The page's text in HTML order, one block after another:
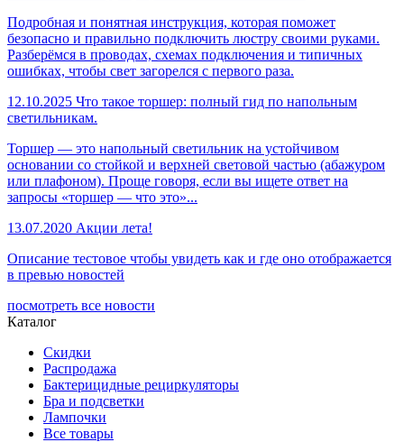
Подробная и понятная инструкция, которая поможет
безопасно и правильно подключить люстру своими руками.
Разберёмся в проводах, схемах подключения и типичных
ошибках, чтобы свет загорелся с первого раза.
12.10.2025 Что такое торшер: полный гид по напольным
светильникам.
Торшер — это напольный светильник на устойчивом
основании со стойкой и верхней световой частью (абажуром
или плафоном). Проще говоря, если вы ищете ответ на
запросы «торшер — что это»...
13.07.2020 Акции лета!
Описание тестовое чтобы увидеть как и где оно отображается
в превью новостей
посмотреть все новости
Каталог
Скидки
Распродажа
Бактерицидные рециркуляторы
Бра и подсветки
Лампочки
Все товары